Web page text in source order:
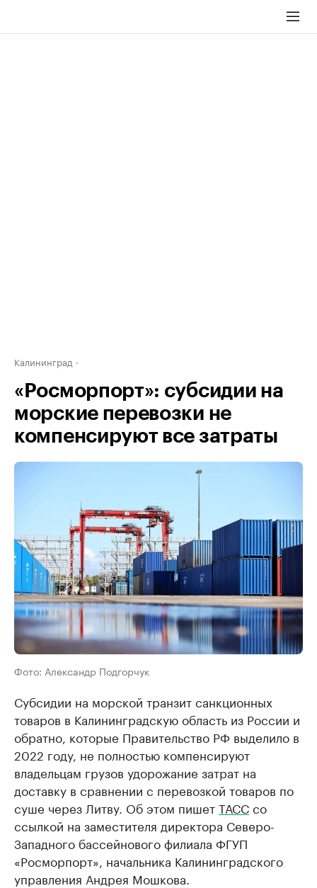
Калининград
«Росморпорт»: субсидии на
морские перевозки не
компенсируют все затраты
Фото: Александр Подгорчук
Субсидии на морской транзит санкционных
товаров в Калининградскую область из России и
обратно, которые Правительство РФ выделило в
2022 году, не полностью компенсируют
владельцам грузов удорожание затрат на
доставку в сравнении с перевозкой товаров по
суше через Литву. Об этом пишетТАССсо
ссылкой на заместителя директора Северо-
Западного бассейнового филиала ФГУП
«Росморпорт», начальника Калининградского
управления Андрея Мошкова.